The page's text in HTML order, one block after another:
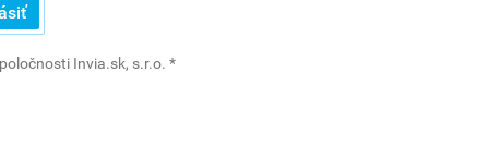
Invia.sk, s.r.o. *(povinné)